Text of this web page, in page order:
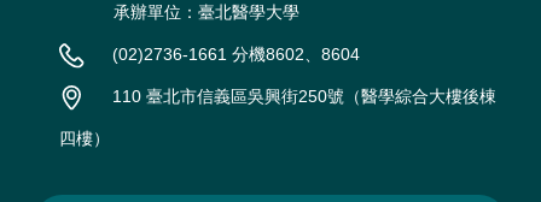
承辦單位：臺北醫學大學
(02)2736-1661 分機8602、8604
110 臺北市信義區吳興街250號（醫學綜合大樓後棟
四樓）